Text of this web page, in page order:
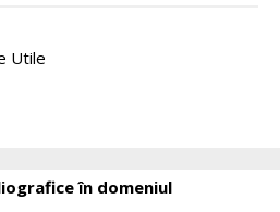
Utile
în domeniul